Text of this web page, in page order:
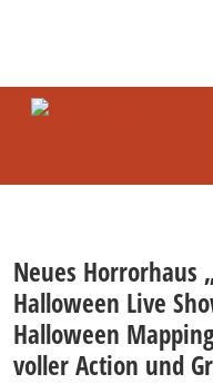
Neues Horrorhaus
Halloween Live
Halloween
voller Action und